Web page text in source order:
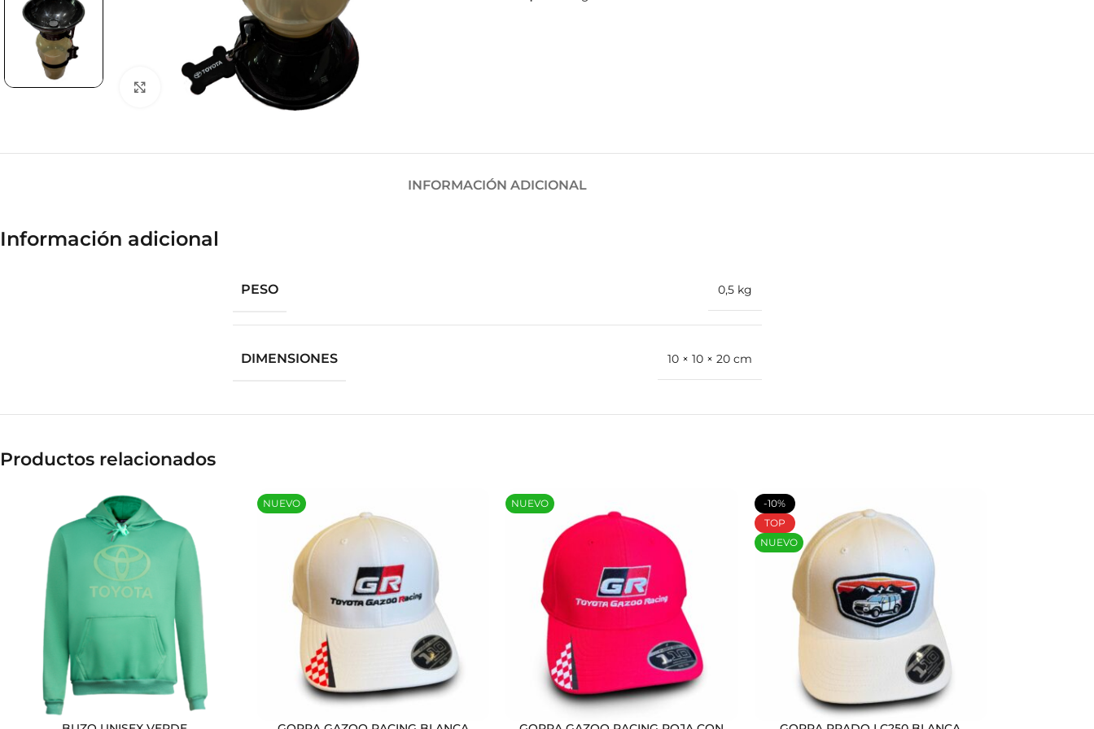
Clic para ampliar
INFORMACIÓN ADICIONAL
Información adicional
PESO 0,5 kg
DIMENSIONES 10 × 10 × 20 cm
Productos relacionados
NUEVO NUEVO
-10%
TOP
NUEVO